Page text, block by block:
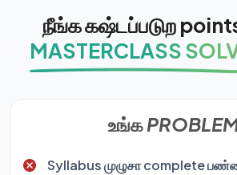
நீங்க கஷ்டப்படுற
MASTERCLASS
உங்க
Syllabus முழுசா complete